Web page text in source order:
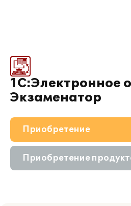
1С:Электронное
Экзаменатор
О решении
Приобретение
Приобретение